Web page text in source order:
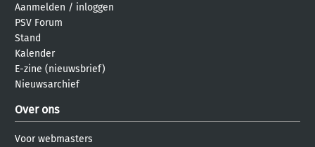
Aanmelden / inloggen
PSV Forum
Stand
Kalender
E-zine (nieuwsbrief)
Nieuwsarchief
Over ons
Voor webmasters